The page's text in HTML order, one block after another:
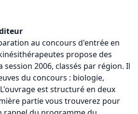
au concours d'entrée en
propose des
session 2006, classés par région. Il
du concours : biologie,
est structuré en deux
partie vous trouverez pour